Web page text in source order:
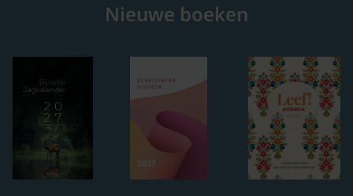
Nieuwe boeken